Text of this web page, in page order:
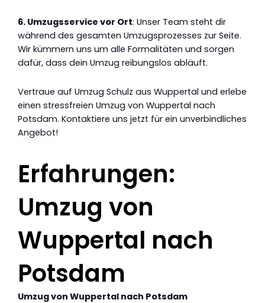
6. Umzugsservice vor Ort: Unser Team steht dir
während des gesamten Umzugsprozesses zur Seite.
Wir kümmern uns um alle Formalitäten und sorgen
dafür, dass dein Umzug reibungslos abläuft.
Vertraue auf Umzug Schulz aus Wuppertal und erlebe
einen stressfreien Umzug von Wuppertal nach
Potsdam. Kontaktiere uns jetzt für ein unverbindliches
Angebot!
Erfahrungen:
Umzug von
Wuppertal nach
Potsdam
Umzug von Wuppertal nach Potsdam